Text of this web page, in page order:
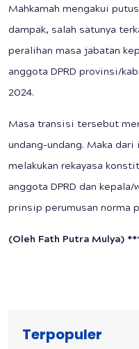
Mahkamah mengakui
dampak, salah satunya
peralihan masa jabatan
anggota DPRD provinsi/
2024.
Masa transisi tersebut
undang-undang. Maka
melakukan rekayasa
anggota DPRD dan
prinsip perumusan norma
(Oleh Fath Putra Mulya)
Terpopuler